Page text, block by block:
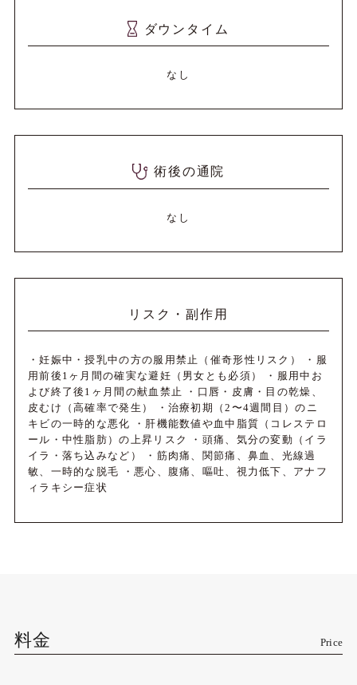
ダウンタイム
なし
術後の通院
なし
リスク・副作用
・妊娠中・授乳中の方の服用禁止（催奇形性リスク） ・服
用前後1ヶ月間の確実な避妊（男女とも必須） ・服用中お
よび終了後1ヶ月間の献血禁止 ・口唇・皮膚・目の乾燥、
皮むけ（高確率で発生） ・治療初期（2〜4週間目）のニ
キビの一時的な悪化 ・肝機能数値や血中脂質（コレステロ
ール・中性脂肪）の上昇リスク ・頭痛、気分の変動（イラ
イラ・落ち込みなど） ・筋肉痛、関節痛、鼻血、光線過
敏、一時的な脱毛 ・悪心、腹痛、嘔吐、視力低下、アナフ
ィラキシー症状
料金 Price